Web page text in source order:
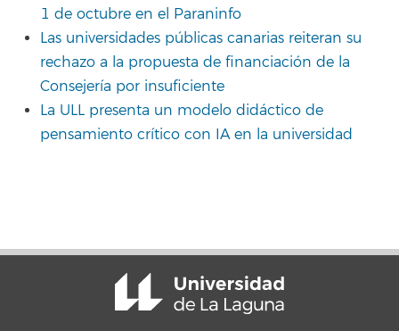
1 de octubre en el Paraninfo
Las universidades públicas canarias reiteran su
rechazo a la propuesta de financiación de la
Consejería por insuficiente
La ULL presenta un modelo didáctico de
pensamiento crítico con IA en la universidad